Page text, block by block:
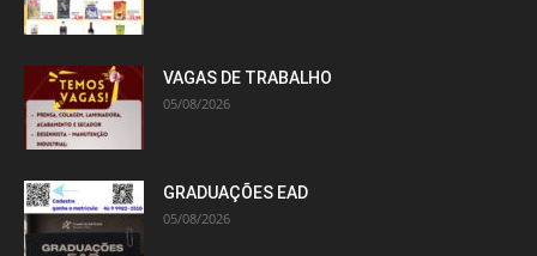
VAGAS DE TRABALHO
05/08/2026
GRADUAÇÕES EAD
05/08/2026